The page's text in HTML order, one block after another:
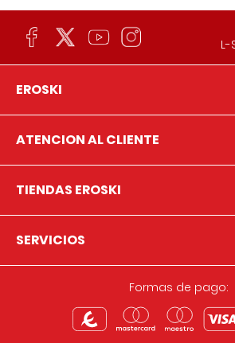
L-
EROSKI
ATENCION AL CLIENTE
TIENDAS EROSKI
SERVICIOS
Formas de pago: